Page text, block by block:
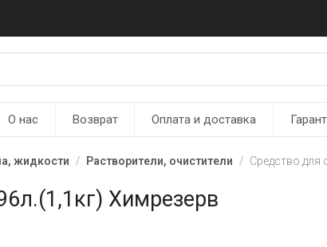
О нас Возврат Оплата и доставка
жидкости Растворители, очистители Средство для
Химрезерв